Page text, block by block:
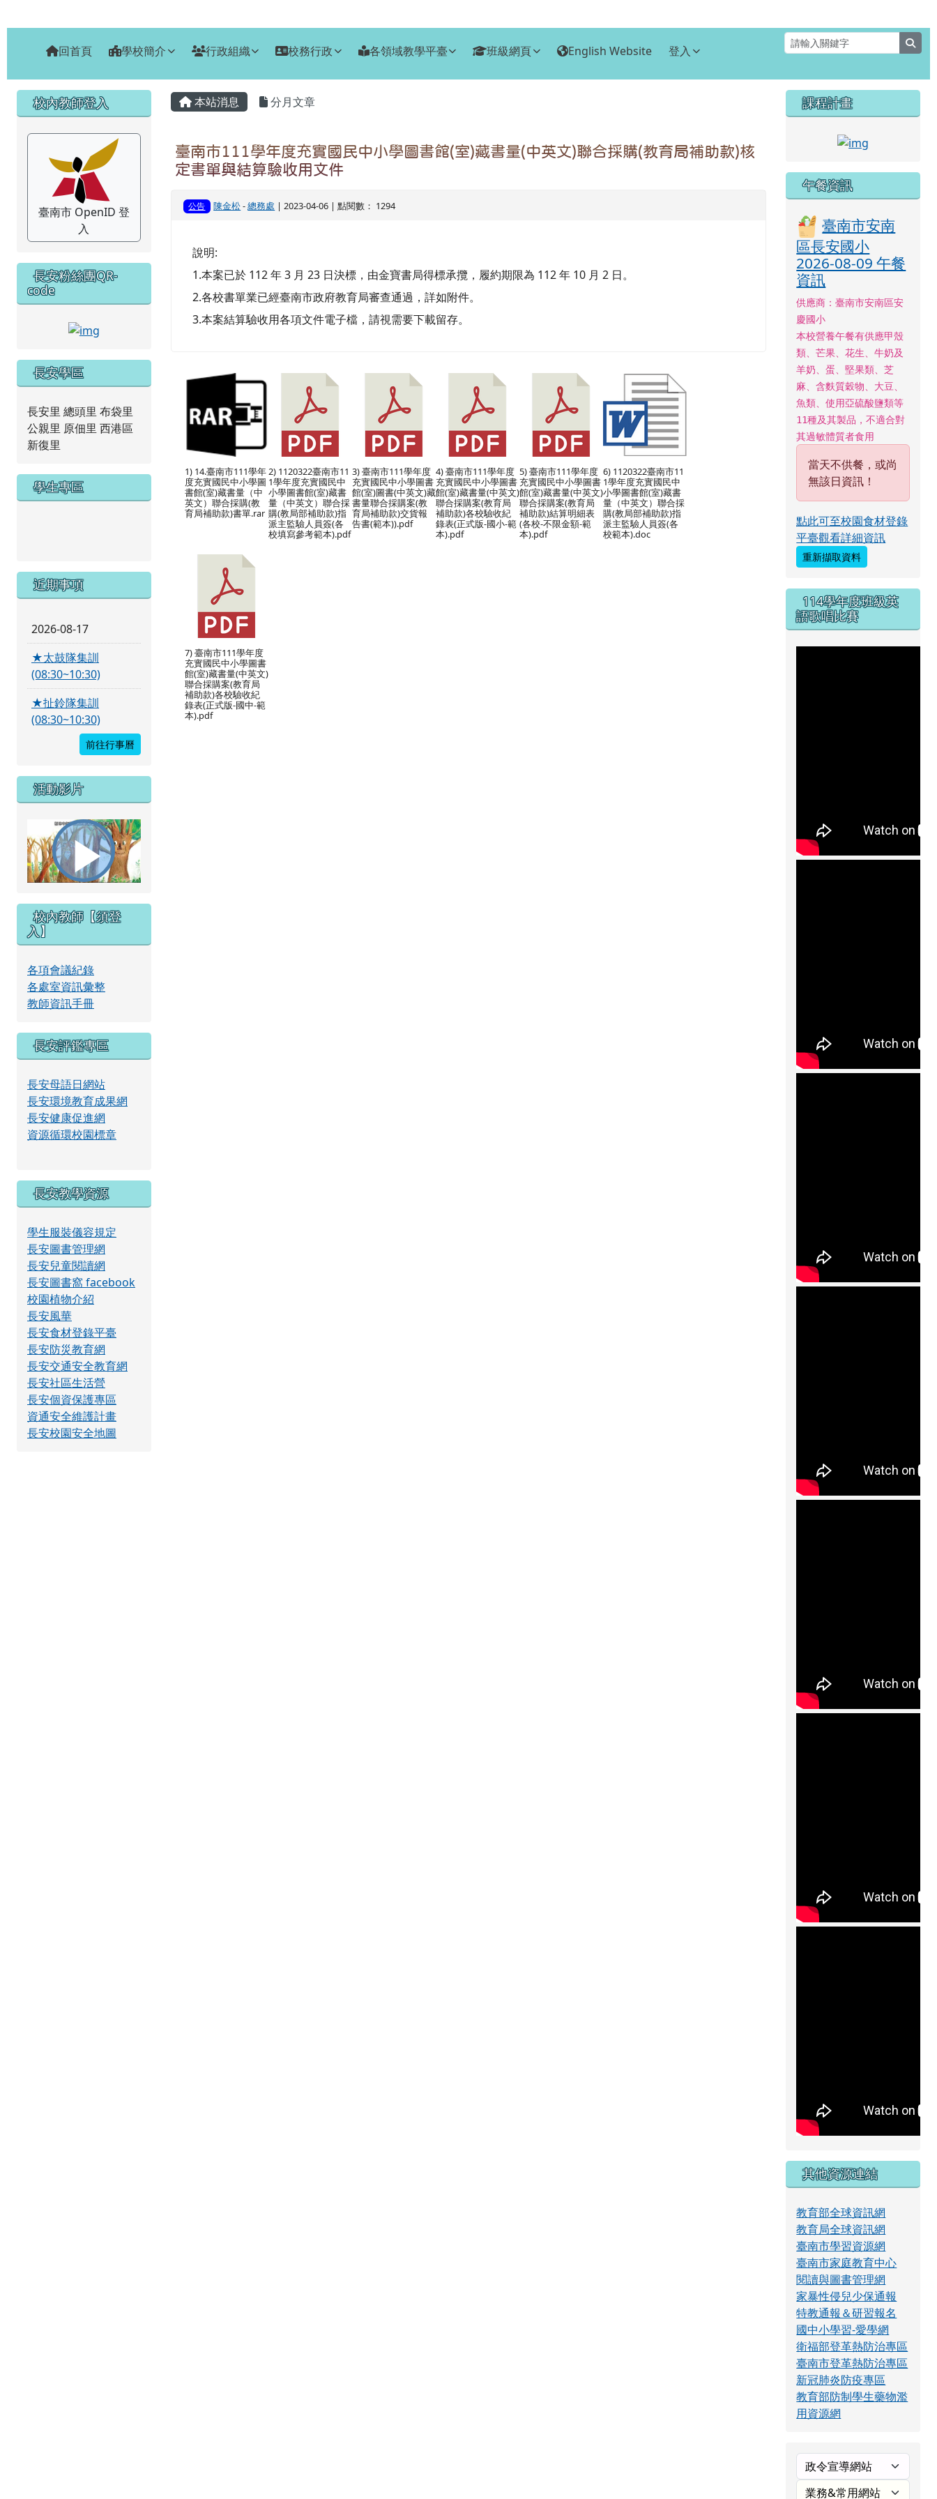
跳至主內容區
臺南市安南區長安國小
回首頁 學校簡介 行政組織 校務行政 各領域教學平臺 班級網頁 English Website 登入
左邊區域內容
校內教師登入
臺南市 OpenID 登
入
長安粉絲團QR-
code
link to https://www.facebook.com/tncaps
長安學區
長安里 總頭里 布袋里
公親里 原佃里 西港區
新復里
學生專區
link to https://new.caps.tn.edu.tw/modules/tad_web/news.php?WebID=7
link to https://drive.google.com/file/d/1ZxzbtMjhYlxVwPJejJ1oCzyginUq7v6u/view?usp=drive_link
近期事項
2026-08-17
★太鼓隊集訓
(08:30~10:30)
★扯鈴隊集訓
(08:30~10:30)
前往行事曆
活動影片
播
放
影
片
校內教師【須登
入】
各項會議紀錄
各處室資訊彙整
教師資訊手冊
長安評鑑專區
長安母語日網站
長安環境教育成果網
長安健康促進網
資源循環校園標章
長安教學資源
學生服裝儀容規定
長安圖書管理網
長安兒童閱讀網
長安圖書窩 facebook
校園植物介紹
長安風華
長安食材登錄平臺
長安防災教育網
長安交通安全教育網
長安社區生活營
長安個資保護專區
資通安全維護計畫
長安校園安全地圖
主內容區域
本站消息 分月文章
臺南市111學年度充實國民中小學圖書館(室)藏書量(中英文)聯合採購(教育局補助款)核
定書單與結算驗收用文件
公告 陳金松-總務處 | 2023-04-06 | 點閱數： 1294
說明:
1.本案已於 112 年 3 月 23 日決標，由金寶書局得標承攬，履約期限為 112 年 10 月 2 日。
2.各校書單業已經臺南市政府教育局審查通過，詳如附件。
3.本案結算驗收用各項文件電子檔，請視需要下載留存。
1) 14.臺南市111學年
度充實國民中小學圖
書館(室)藏書量（中
英文）聯合採購(教
育局補助款)書單.rar
2) 1120322臺南市11
1學年度充實國民中
小學圖書館(室)藏書
量（中英文）聯合採
購(教局部補助款)指
派主監驗人員簽(各
校填寫參考範本).pdf
3) 臺南市111學年度
充實國民中小學圖書
館(室)圖書(中英文)藏
書量聯合採購案(教
育局補助款)交貨報
告書(範本)).pdf
4) 臺南市111學年度
充實國民中小學圖書
館(室)藏書量(中英文)
聯合採購案(教育局
補助款)各校驗收紀
錄表(正式版-國小-範
本).pdf
5) 臺南市111學年度
充實國民中小學圖書
館(室)藏書量(中英文)
聯合採購案(教育局
補助款)結算明細表
(各校-不限金額-範
本).pdf
6) 1120322臺南市11
1學年度充實國民中
小學圖書館(室)藏書
量（中英文）聯合採
購(教局部補助款)指
派主監驗人員簽(各
校範本).doc
7) 臺南市111學年度
充實國民中小學圖書
館(室)藏書量(中英文)
聯合採購案(教育局
補助款)各校驗收紀
錄表(正式版-國中-範
本).pdf
右邊區域內容
課程計畫
午餐資訊
臺南市安南
區長安國小
2026-08-09 午餐
資訊
供應商：臺南市安南區安
慶國小
本校營養午餐有供應甲殼
類、芒果、花生、牛奶及
羊奶、蛋、堅果類、芝
麻、含麩質穀物、大豆、
魚類、使用亞硫酸鹽類等
11種及其製品，不適合對
其過敏體質者食用
當天不供餐，或尚
無該日資訊！
點此可至校園食材登錄
平臺觀看詳細資訊
重新擷取資料
114學年度班級英
語歌唱比賽
其他資源連結
教育部全球資訊網
教育局全球資訊網
臺南市學習資源網
臺南市家庭教育中心
閱讀與圖書管理網
家暴性侵兒少保通報
特教通報＆研習報名
國中小學習-愛學網
衛福部登革熱防治專區
臺南市登革熱防治專區
新冠肺炎防疫專區
教育部防制學生藥物濫
用資源網
頁尾區域